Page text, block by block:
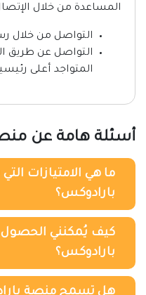
المساعدة من خلال
التواصل من خلال
التواصل عن طريق
المتواجد أعلى
أسئلة هامة عن
ما هي الامتيازات
بارادوكس؟
كيف يُمكنني
بارادوكس؟